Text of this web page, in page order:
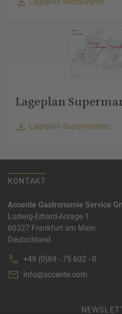
Lageplan
Lageplan Supermarkets
KONTAKT
Accente Gastronomie Service
Ludwig-Erhard-Anlage 1
60327 Frankfurt am Main
Deutschland
+49 (0)69 - 75 602 - 0
info@accente.com